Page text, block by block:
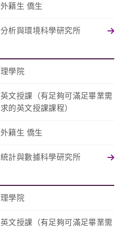
外籍生 僑生
分析與環境科學研究所
理學院
英文授課（有足夠可滿足畢業需
求的英文授課課程）
外籍生 僑生
統計與數據科學研究所
理學院
英文授課（有足夠可滿足畢業需